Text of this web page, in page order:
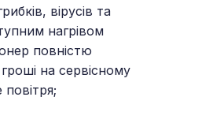
вірусів та
нагрівом
повністю
на сервісному